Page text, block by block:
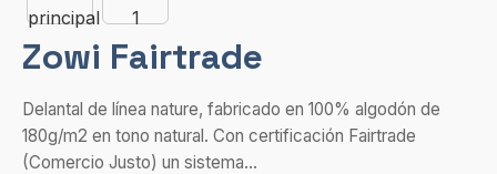
Zowi Fairtrade
Delantal de línea nature, fabricado en 100% algodón de
180g/m2 en tono natural. Con certificación Fairtrade
(Comercio Justo) un sistema...